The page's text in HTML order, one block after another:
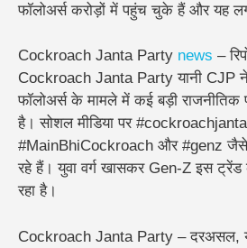
फॉलोअर्स करोड़ों में पहुंच चुके हैं और यह
Cockroach Janta Party news –
Cockroach Janta Party यानी CJP
फॉलोअर्स के मामले में कई बड़ी राजनीतिक
है। सोशल मीडिया पर
#MainBhiCockroach और #genz
रहे हैं। युवा वर्ग खासकर Gen-Z इस ट्रेंड
रहा है।
Cockroach Janta Party – दरअसल,